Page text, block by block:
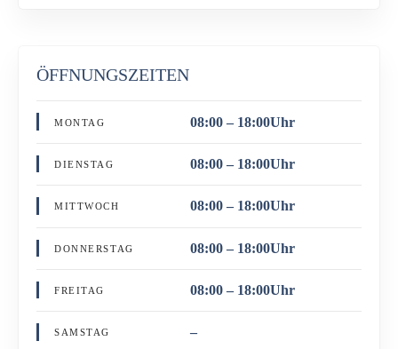
ÖFFNUNGSZEITEN
MONTAG 08:00 – 18:00Uhr
DIENSTAG 08:00 – 18:00Uhr
MITTWOCH 08:00 – 18:00Uhr
DONNERSTAG 08:00 – 18:00Uhr
FREITAG 08:00 – 18:00Uhr
SAMSTAG –